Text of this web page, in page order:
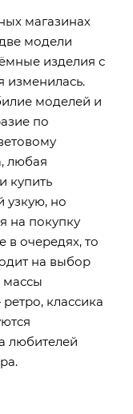
магазинах
модели
изделия с
изменилась.
моделей и
по
любая
купить
узкую, но
на покупку
в очередях, то
на выбор
массы
классика
любителей